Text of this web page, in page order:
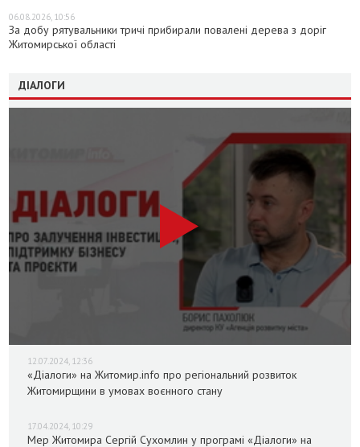
06.08.2026, 10:56
За добу рятувальники тричі прибирали повалені дерева з доріг
Житомирської області
ДІАЛОГИ
12.07.2024, 12:36
«Діалоги» на Житомир.info про регіональний розвиток
Житомирщини в умовах воєнного стану
17.04.2024, 10:29
Мер Житомира Сергій Сухомлин у програмі «Діалоги» на